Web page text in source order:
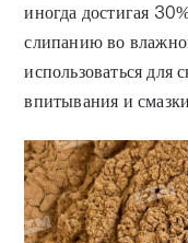
иногда достигая
слипанию во
использоваться для
впитывания и